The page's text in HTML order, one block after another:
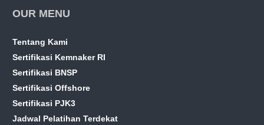
OUR MENU
Tentang Kami
Sertifikasi Kemnaker RI
Sertifikasi BNSP
Sertifikasi Offshore
Sertifikasi PJK3
Jadwal Pelatihan Terdekat